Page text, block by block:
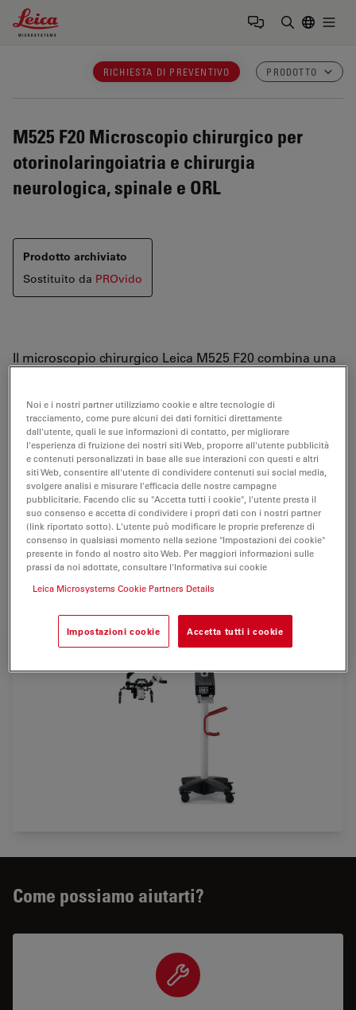
Leica Microsystems Logo
RICHIESTA DI PREVENTIVO PRODOTTO
M525 F20 Microscopio chirurgico per
otorinolaringoiatria e chirurgia
neurologica, spinale e ORL
Prodotto archiviato
Sostituito da PROvido
Il microscopio chirurgico Leica M525 F20 combina una
campo consentono al chirurgo di osservare anche i
piccoli dettagli.
L'illuminazione in base alla distanza di lavoro fornisce
una luce sufficiente per i siti chirurgici profondi pur
garantendo la sicurezza del paziente.
Microscopio progettato perotorinolaringoiatria, Leica
M525 F20 è ideale anche per procedurespinali, della
manoe plastiche/ricostruttive.
Come possiamo aiutarti?
Noi e i nostri partner utilizziamo cookie e altre tecnologie di
tracciamento, come pure alcuni dei dati fornitici direttamente
dall'utente, quali le sue informazioni di contatto, per migliorare
l'esperienza di fruizione dei nostri siti Web, proporre all'utente pubblicità
e contenuti personalizzati in base alle sue interazioni con questi e altri
siti Web, consentire all'utente di condividere contenuti sui social media,
svolgere analisi e misurare l'efficacia delle nostre campagne
pubblicitarie. Facendo clic su "Accetta tutti i cookie", l'utente presta il
suo consenso e accetta di condividere i propri dati con i nostri partner
(link riportato sotto). L'utente può modificare le proprie preferenze di
consenso in qualsiasi momento nella sezione "Impostazioni dei cookie"
presente in fondo al nostro sito Web. Per maggiori informazioni sulle
prassi da noi adottate, consultare l'Informativa sui cookie
Leica Microsystems Cookie Partners Details
Impostazioni cookie Accetta tutti i cookie